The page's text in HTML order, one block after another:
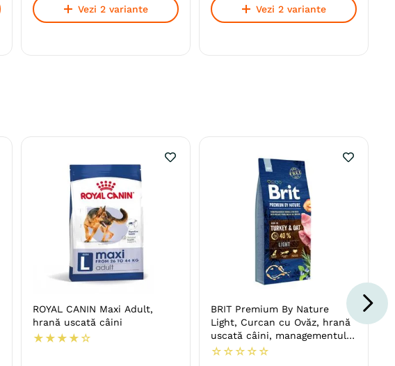
Vezi 2 variante Vezi 2 variante
ROYAL CANIN Maxi Adult,
hrană uscată câini
★ ★ ★ ★ ☆
BRIT Premium By Nature
Light, Curcan cu Ovăz, hrană
uscată câini, managementul
greutății
☆ ☆ ☆ ☆ ☆